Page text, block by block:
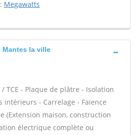
Megawatts
Mantes la ville
TCE - Plaque de plâtre - Isolation
- Carrelage - Faïence
(Extension maison, construction
électrique complète ou